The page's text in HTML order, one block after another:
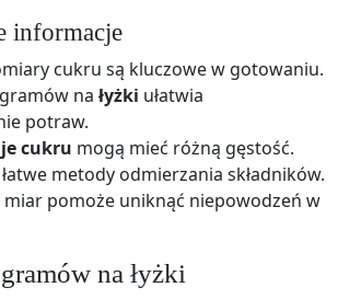
informacje
cukru są kluczowe w gotowaniu.
na łyżki ułatwia
potraw.
cukru mogą mieć różną gęstość.
metody odmierzania składników.
pomoże uniknąć niepowodzeń w
na łyżki